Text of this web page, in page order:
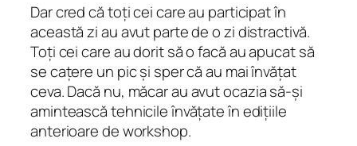
Dar cred că toți cei care au participat în
această zi au avut parte de o zi distractivă.
Toți cei care au dorit să o facă au apucat să
se cațere un pic și sper că au mai învățat
ceva. Dacă nu, măcar au avut ocazia să-și
amintească tehnicile învățate în edițiile
anterioare de workshop.